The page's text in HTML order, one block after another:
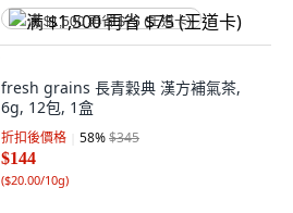
满 $1,500 再省 $75 (王道卡)
fresh grains 長青穀典 漢方補氣茶,
6g, 12包, 1盒
折扣後價格 58%$345
$144
($20.00/10g)